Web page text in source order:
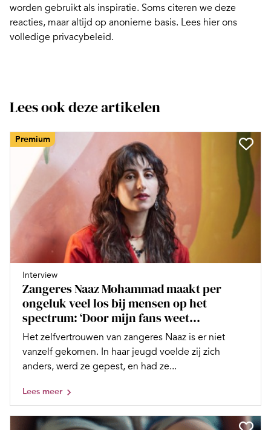
worden gebruikt als inspiratie. Soms citeren we deze
reacties, maar altijd op anonieme basis. Lees hier ons
volledige privacybeleid.
Lees ook deze artikelen
Premium
Interview
Zangeres Naaz Mohammad maakt per
ongeluk veel los bij mensen op het
spectrum: ‘Door mijn fans weet...
Het zelfvertrouwen van zangeres Naaz is er niet
vanzelf gekomen. In haar jeugd voelde zij zich
anders, werd ze gepest, en had ze...
Lees meer